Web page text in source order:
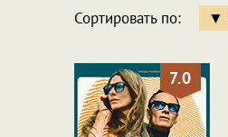
Сортировать по:
7.0